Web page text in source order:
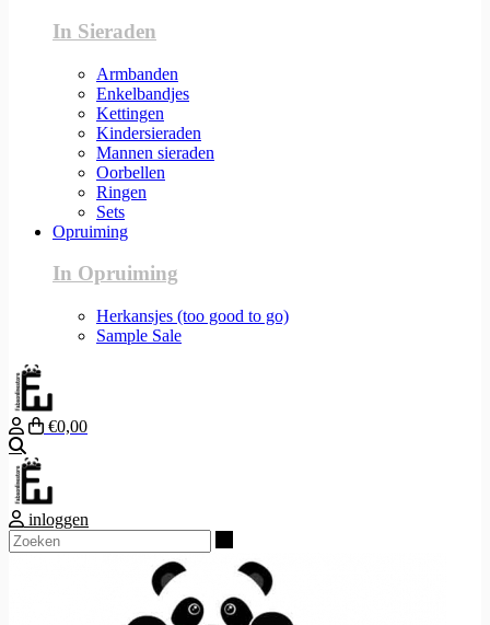
In Sieraden
Armbanden
Enkelbandjes
Kettingen
Kindersieraden
Mannen sieraden
Oorbellen
Ringen
Sets
Opruiming
In Opruiming
Herkansjes (too good to go)
Sample Sale
€0,00
inloggen